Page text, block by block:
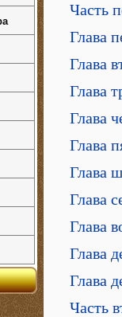
Часть
Глава
Глава
Глава
Глава
Глава
Глава
Глава
Глава
Глава
Глава
Часть